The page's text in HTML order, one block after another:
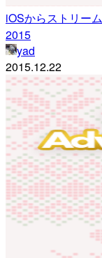
iOSからストリー
2015
yad
2015.12.22